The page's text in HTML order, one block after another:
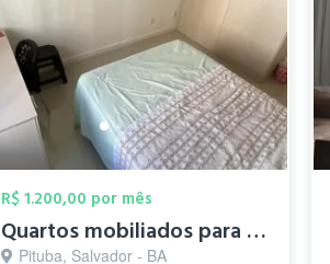
R$ 1.200,00 por mês
Quartos mobiliados para mulheres na Pitu...
Pituba, Salvador - BA